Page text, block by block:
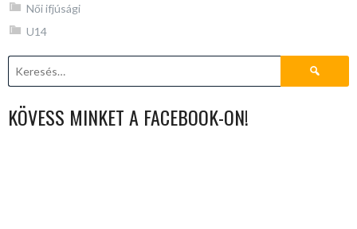
Női ifjúsági
U14
Keresés:
KÖVESS MINKET A FACEBOOK-ON!